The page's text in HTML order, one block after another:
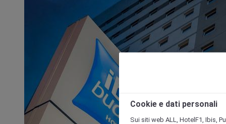
Cookie e dati personali
Sui siti web ALL, HotelF1, Ibis,